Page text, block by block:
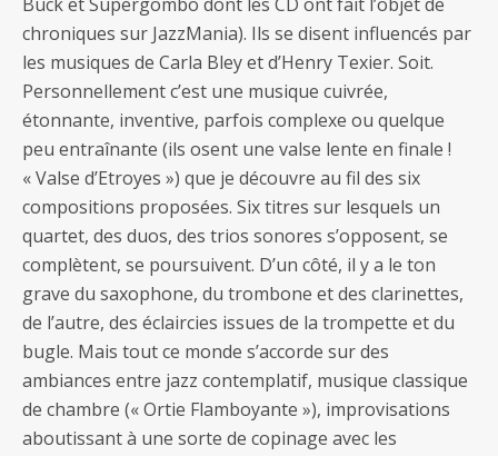
chroniques sur JazzMania). Ils se disent influencés par
les musiques de Carla Bley et d’Henry Texier. Soit.
Personnellement c’est une musique cuivrée,
étonnante, inventive, parfois complexe ou quelque
peu entraînante (ils osent une valse lente en finale !
« Valse d’Etroyes ») que je découvre au fil des six
compositions proposées. Six titres sur lesquels un
quartet, des duos, des trios sonores s’opposent, se
complètent, se poursuivent. D’un côté, il y a le ton
grave du saxophone, du trombone et des clarinettes,
de l’autre, des éclaircies issues de la trompette et du
bugle. Mais tout ce monde s’accorde sur des
ambiances entre jazz contemplatif, musique classique
de chambre (« Ortie Flamboyante »), improvisations
aboutissant à une sorte de copinage avec les